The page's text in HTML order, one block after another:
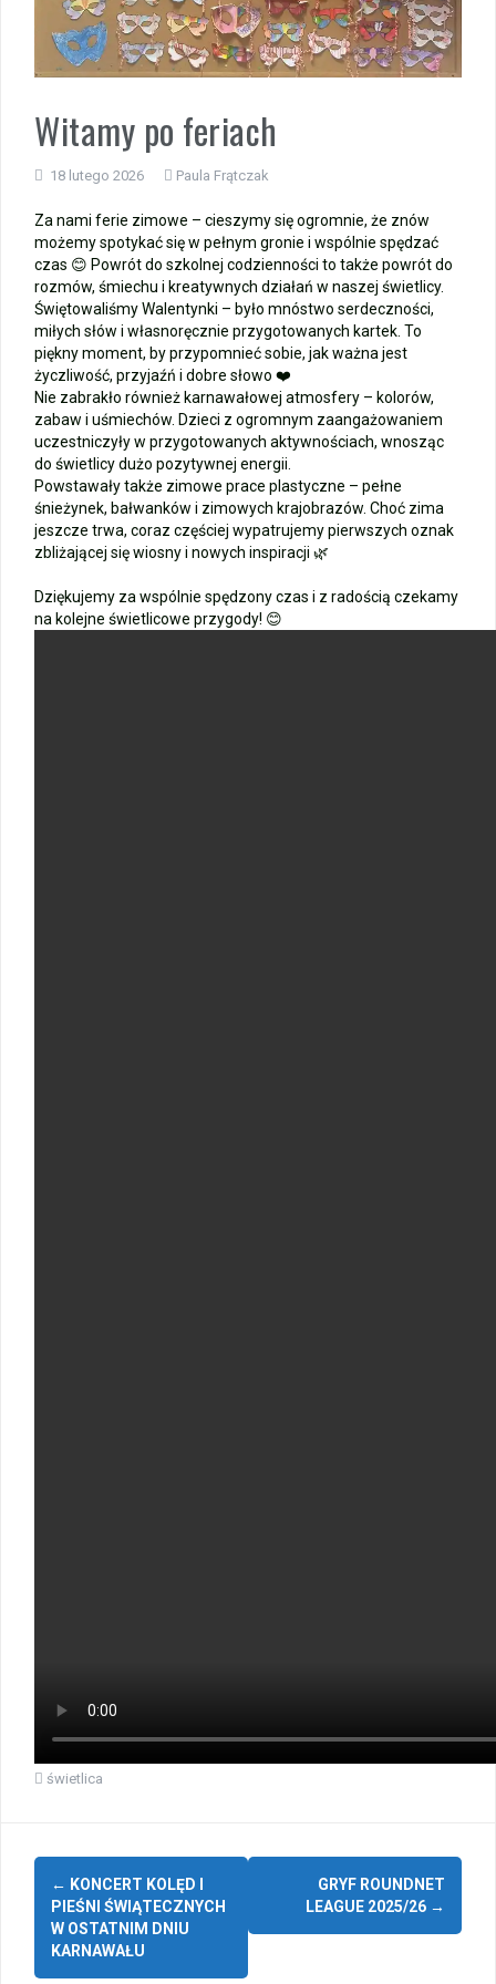
Wycieczka klasy 3b i 3d do Zieleniewa i Kołobrzegu
🌊🏰 Wycieczka do Trójmiasta i Malborka 🏰🌊
Gala Laureatów – przeniesiona na wrzesień
Ósme miejsce w województwie i brązowy medal indywidualnie!
Nasi lekkoatleci w czołówce województwa!
Witamy po feriach
18 lutego 2026 Paula Frątczak
Za nami ferie zimowe – cieszymy się ogromnie, że znów
możemy spotykać się w pełnym gronie i wspólnie spędzać
czas 😊 Powrót do szkolnej codzienności to także powrót do
rozmów, śmiechu i kreatywnych działań w naszej świetlicy.
Świętowaliśmy Walentynki – było mnóstwo serdeczności,
miłych słów i własnoręcznie przygotowanych kartek. To
piękny moment, by przypomnieć sobie, jak ważna jest
życzliwość, przyjaźń i dobre słowo ❤️
Nie zabrakło również karnawałowej atmosfery – kolorów,
zabaw i uśmiechów. Dzieci z ogromnym zaangażowaniem
uczestniczyły w przygotowanych aktywnościach, wnosząc
do świetlicy dużo pozytywnej energii.
Powstawały także zimowe prace plastyczne – pełne
śnieżynek, bałwanków i zimowych krajobrazów. Choć zima
jeszcze trwa, coraz częściej wypatrujemy pierwszych oznak
zbliżającej się wiosny i nowych inspiracji 🌿
Dziękujemy za wspólnie spędzony czas i z radością czekamy
na kolejne świetlicowe przygody! 😊
świetlica
Zobacz
wpisy
← KONCERT KOLĘD I
PIEŚNI ŚWIĄTECZNYCH
W OSTATNIM DNIU
KARNAWAŁU
GRYF ROUNDNET
LEAGUE 2025/26 →